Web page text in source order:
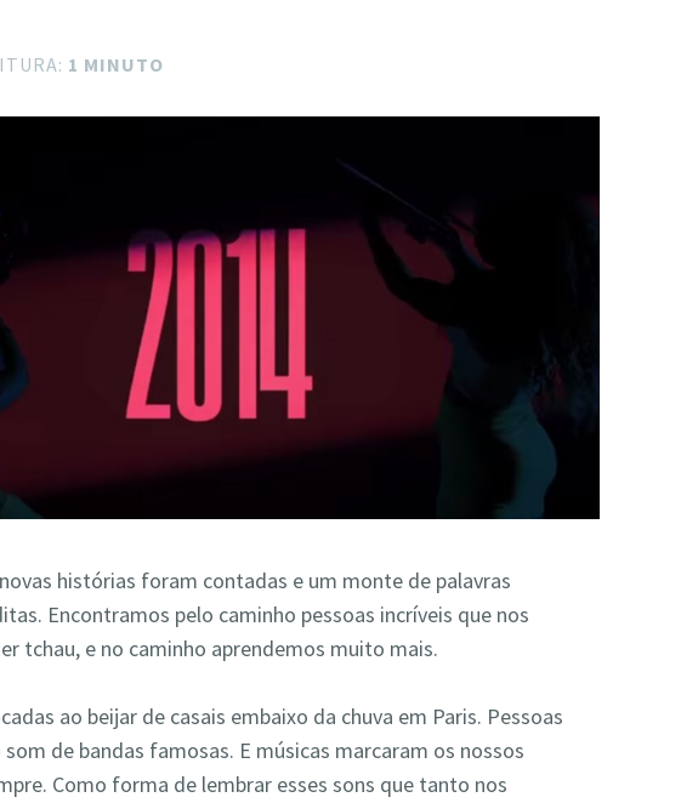
1 MINUTO
histórias foram contadas e um monte de palavras
Encontramos pelo caminho pessoas incríveis que nos
tchau, e no caminho aprendemos muito mais.
ao beijar de casais embaixo da chuva em Paris. Pessoas
de bandas famosas. E músicas marcaram os nossos
Como forma de lembrar esses sons que tanto nos